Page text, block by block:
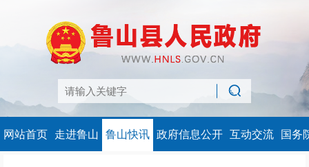
网站首页 走进鲁山 鲁山快讯 政府信息公开 互动交流 国务